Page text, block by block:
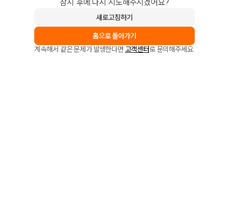
잠시 후에 다시 시도해주시겠어요?
새로고침하기
홈으로 돌아가기
계속해서 같은 문제가 발생한다면 고객센터로 문의해주세요.